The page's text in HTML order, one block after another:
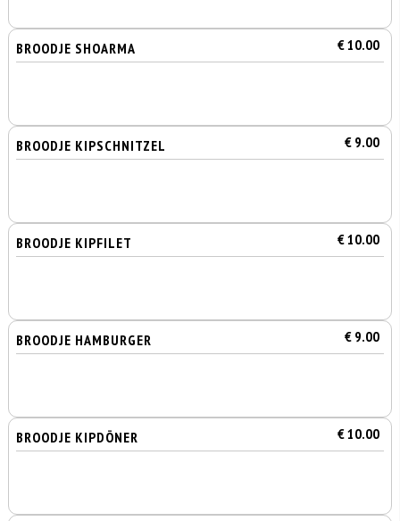
BROODJE SHOARMA € 10.00
BROODJE KIPSCHNITZEL € 9.00
BROODJE KIPFILET € 10.00
BROODJE HAMBURGER € 9.00
BROODJE KIPDÖNER € 10.00